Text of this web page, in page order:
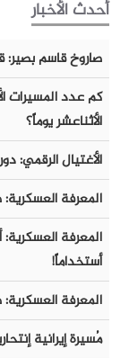
أحدث الأخبار
صاروخ قاسم بصير:
كم عدد المسيرات
الأثناعشر يوماً؟
الأغتيال الرقمي:
المعرفة العسكرية:
المعرفة العسكرية:
أستخداماً!
المعرفة
مُسيرة إيرانية